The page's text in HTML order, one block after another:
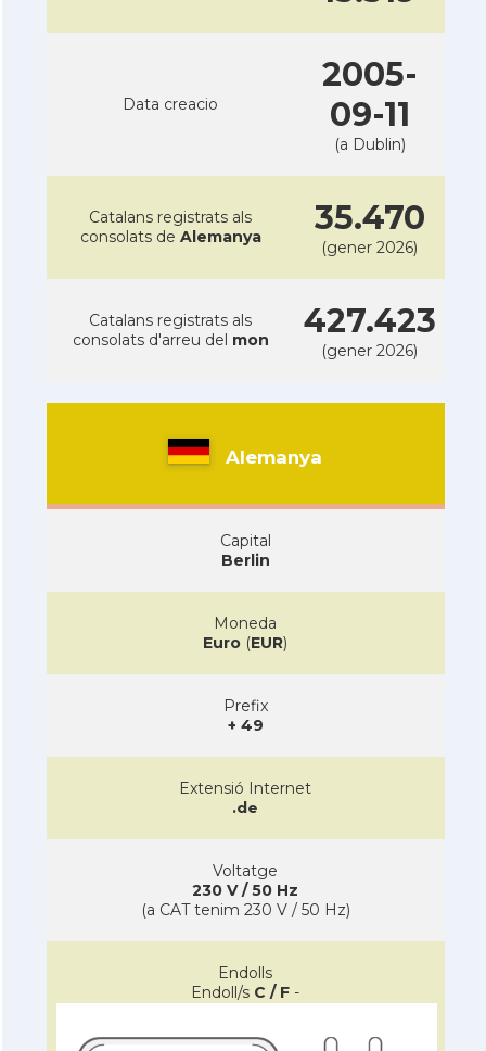
Data creacio
2005-
09-11
(a Dublin)
Catalans registrats als
consolats de Alemanya 35.470
(gener 2026)
Catalans registrats als
consolats d'arreu del mon 427.423
(gener 2026)
Alemanya
Capital
Berlin
Moneda
Euro (EUR)
Prefix
+ 49
Extensió Internet
.de
Voltatge
230 V / 50 Hz
(a CAT tenim 230 V / 50 Hz)
Endolls
Endoll/s C / F -